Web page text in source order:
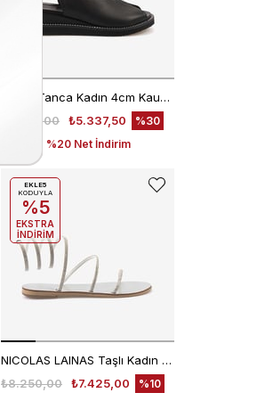
Kemal Tanca Kadın 4cm Kauçuk Taban SlingBack Deri Siyah Dolgu Topuklu Sandalet 107616
₺5.337,50
₺7.625,00
Sepette %20 Net İndirim
%30
NICOLAS LAINAS Taşlı Kadın Sandalet 64CEM
₺7.425,00
₺8.250,00 %10
EKLE5
KODUYLA
%5
EKSTRA
İNDİRİM